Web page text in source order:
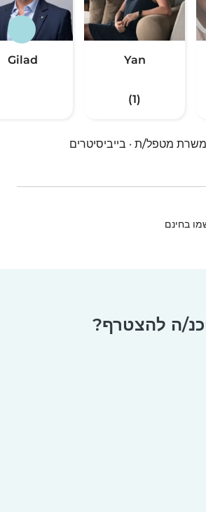
Yan
(1)
Gilad
משרת מטפל/ת · בייביסיטרים
בחינם
ה להצטרף?